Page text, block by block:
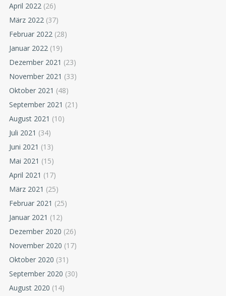
April 2022 (26)
März 2022 (37)
Februar 2022 (28)
Januar 2022 (19)
Dezember 2021 (23)
November 2021 (33)
Oktober 2021 (48)
September 2021 (21)
August 2021 (10)
Juli 2021 (34)
Juni 2021 (13)
Mai 2021 (15)
April 2021 (17)
März 2021 (25)
Februar 2021 (25)
Januar 2021 (12)
Dezember 2020 (26)
November 2020 (17)
Oktober 2020 (31)
September 2020 (30)
August 2020 (14)